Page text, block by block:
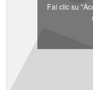
Fai clic su